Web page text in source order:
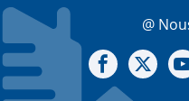
@
Notre